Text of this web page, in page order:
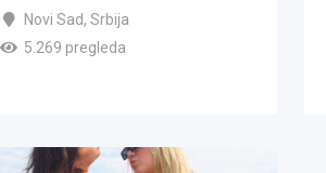
Novi Sad, Srbija
5.269 pregleda